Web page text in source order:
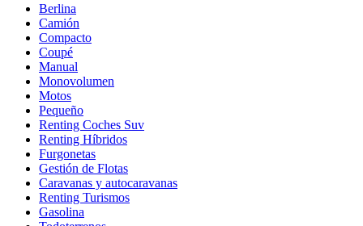
Berlina
Camión
Compacto
Coupé
Manual
Monovolumen
Motos
Pequeño
Renting Coches Suv
Renting Híbridos
Furgonetas
Gestión de Flotas
Caravanas y autocaravanas
Renting Turismos
Gasolina